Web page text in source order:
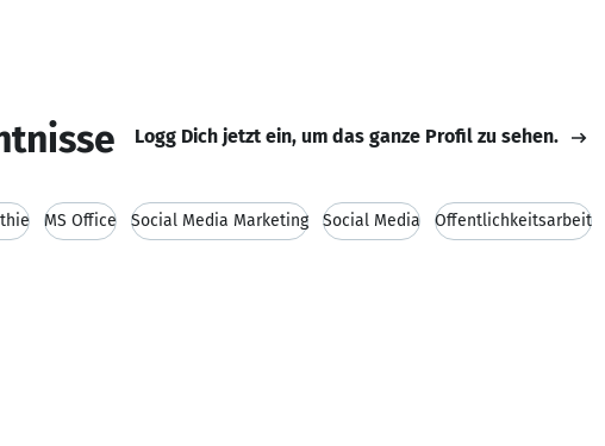
Logg Dich jetzt ein, um das ganze Profil zu sehen.
MS Office Social Media Marketing Social Media Öffentlichkeitsarbeit